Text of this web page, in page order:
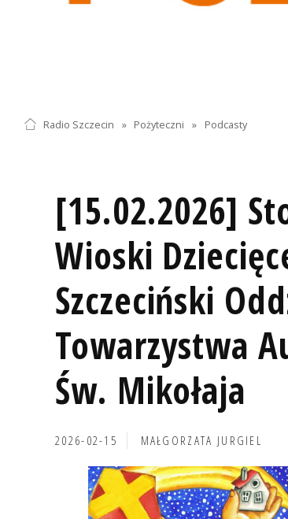
Radio Szczecin » Pożyteczni » Podcasty
[15.02.2026]
Wioski
Szczeciński
Towarzystwa
Św. Mikołaja
2026-02-15 MAŁGORZATA JURGIEL